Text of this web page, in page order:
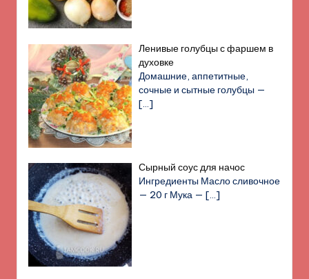
Ленивые голубцы с фаршем в
духовке
Домашние, аппетитные,
сочные и сытные голубцы —
[…]
Сырный соус для начос
Ингредиенты Масло сливочное
— 20 г Мука —[…]